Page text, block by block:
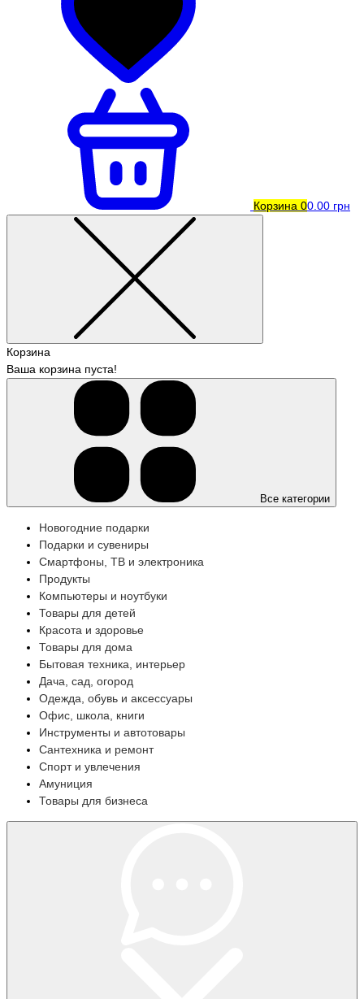
Корзина 00.00 грн
Корзина
Ваша корзина пуста!
Все категории
Новогодние подарки
Подарки и сувениры
Смартфоны, ТВ и электроника
Продукты
Компьютеры и ноутбуки
Товары для детей
Красота и здоровье
Товары для дома
Бытовая техника, интерьер
Дача, сад, огород
Одежда, обувь и аксессуары
Офис, школа, книги
Инструменты и автотовары
Сантехника и ремонт
Спорт и увлечения
Амуниция
Товары для бизнеса